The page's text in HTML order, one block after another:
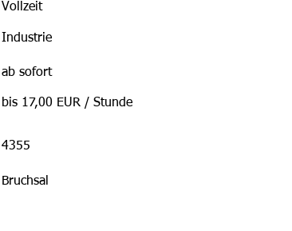
Vollzeit
Industrie
ab sofort
bis 17,00 EUR / Stunde
4355
Bruchsal